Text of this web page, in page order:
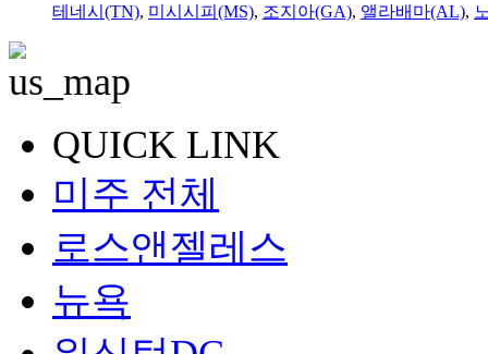
테네시(TN), 미시시피(MS), 조지아(GA), 앨라배마(AL),
QUICK LINK
미주 전체
로스앤젤레스
뉴욕